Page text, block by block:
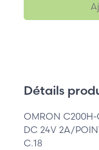
Détails
OMRON
DC 24V 2A/
C.18